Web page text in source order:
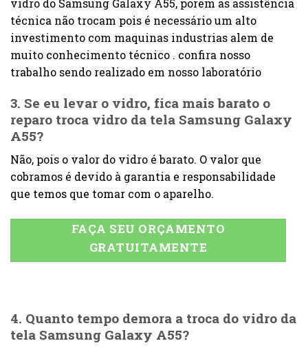
vidro do Samsung Galaxy A55, porem as assistência
técnica não trocam pois é necessário um alto
investimento com maquinas industrias alem de
muito conhecimento técnico . confira nosso
trabalho sendo realizado em nosso laboratório
3. Se eu levar o vidro, fica mais barato o
reparo troca vidro da tela Samsung Galaxy
A55?
Não, pois o valor do vidro é barato. O valor que
cobramos é devido à garantia e responsabilidade
que temos que tomar com o aparelho.
FAÇA SEU ORÇAMENTO
GRATUITAMENTE
4. Quanto tempo demora a troca do vidro da
tela Samsung Galaxy A55?